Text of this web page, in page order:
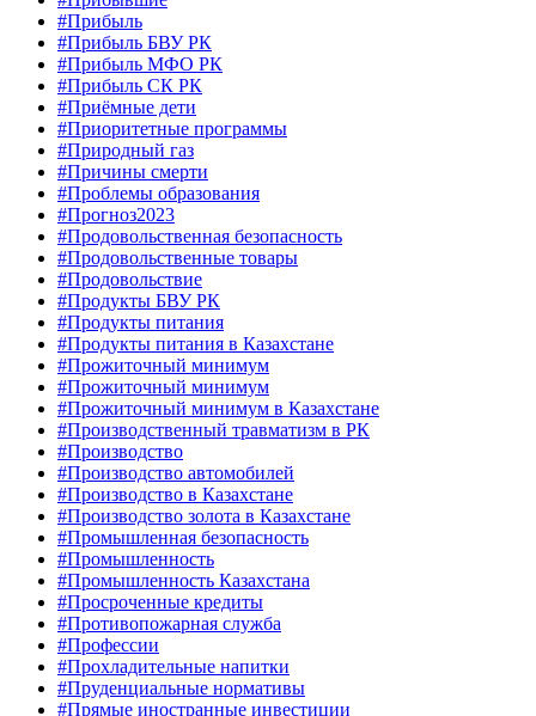
#Прибыль
#Прибыль БВУ РК
#Прибыль МФО РК
#Прибыль СК РК
#Приёмные дети
#Приоритетные программы
#Природный газ
#Причины смерти
#Проблемы образования
#Прогноз2023
#Продовольственная безопасность
#Продовольственные товары
#Продовольствие
#Продукты БВУ РК
#Продукты питания
#Продукты питания в Казахстане
#Прожиточный минимум
#Прожиточный минимум
#Прожиточный минимум в Казахстане
#Производственный травматизм в РК
#Производство
#Производство автомобилей
#Производство в Казахстане
#Производство золота в Казахстане
#Промышленная безопасность
#Промышленность
#Промышленность Казахстана
#Просроченные кредиты
#Противопожарная служба
#Профессии
#Прохладительные напитки
#Пруденциальные нормативы
#Прямые иностранные инвестиции